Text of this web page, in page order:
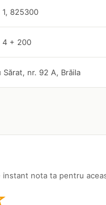
1, 825300
4 + 200
Sărat, nr. 92 A, Brăila
nota ta pentru